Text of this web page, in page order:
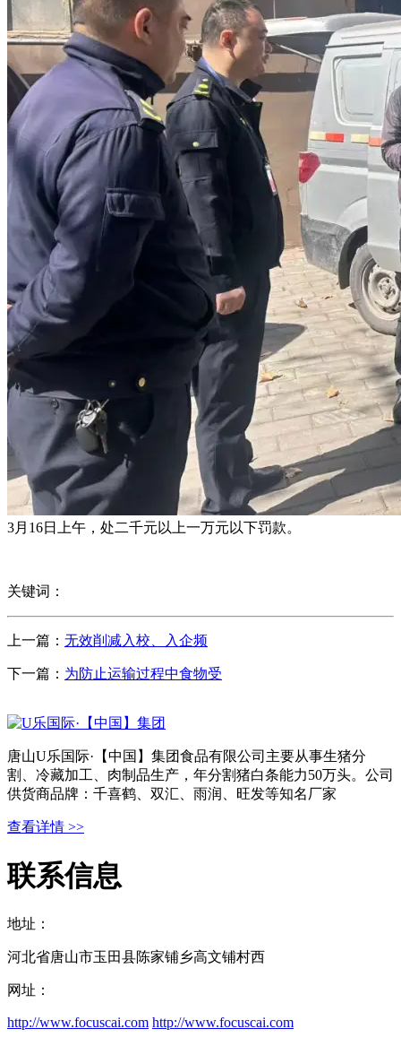
3月16日上午，处二千元以上一万元以下罚款。
关键词：
上一篇： 无效削减入校、入企频
下一篇： 为防止运输过程中食物受
唐山U乐国际·【中国】集团食品有限公司主要从事生猪分
割、冷藏加工、肉制品生产，年分割猪白条能力50万头。公司
供货商品牌：千喜鹤、双汇、雨润、旺发等知名厂家
查看详情 >>
联系信息
地址：
河北省唐山市玉田县陈家铺乡高文铺村西
网址：
http://www.focuscai.com http://www.focuscai.com